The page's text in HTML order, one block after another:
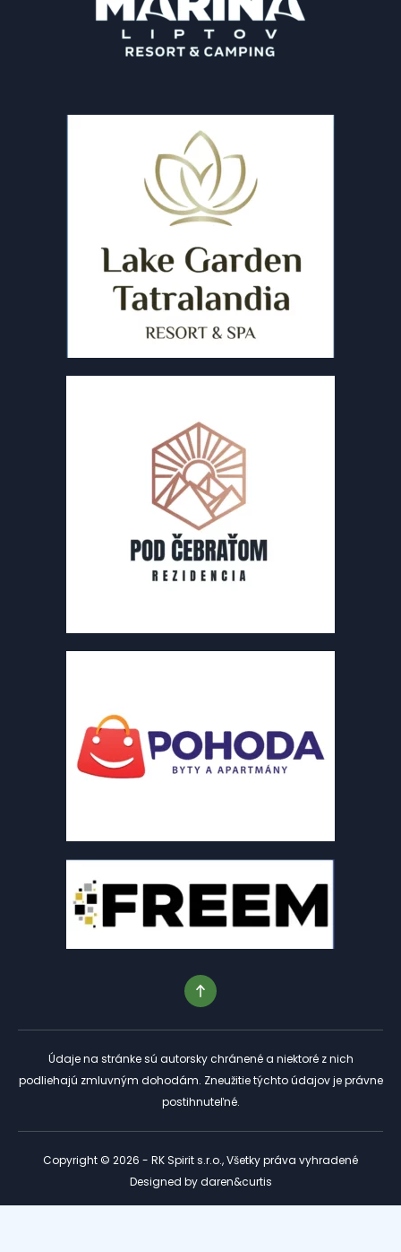
Údaje na stránke sú autorsky chránené a niektoré z nich
podliehajú zmluvným dohodám. Zneužitie týchto údajov je právne
postihnuteľné.
Copyright © 2026 - RK Spirit s.r.o., Všetky práva vyhradené
Designed bydaren&curtis